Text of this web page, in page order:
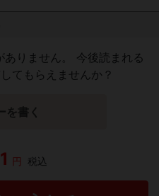
ありません。 今後読まれる
てもらえませんか？
を書く
円 税込